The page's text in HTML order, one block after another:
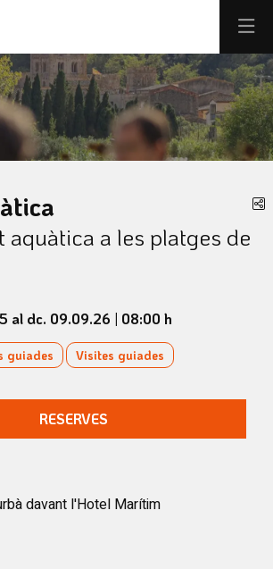
automàtic. Usa les fletxes del teclat o el
aquàtica a les platges de
al dc. 09.09.26 | 08:00 h
guiades Visites guiades
RESERVES
davant l'Hotel Marítim